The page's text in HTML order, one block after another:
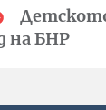
на БНР